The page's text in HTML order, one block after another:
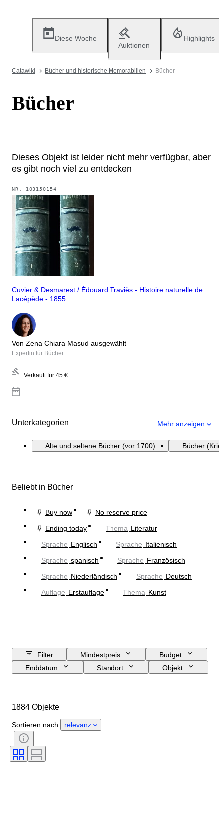
Diese Woche
Auktionen
Highlights
Catawiki Bücher und historische Memorabilien Bücher
Bücher
Dieses Objekt ist leider nicht mehr verfügbar, aber
es gibt noch viel zu entdecken
NR. 103150154
Cuvier & Desmarest / Édouard Traviès - Histoire naturelle de
Lacépède - 1855
Von Zena Chiara Masud ausgewählt
Expertin für Bücher
Verkauft für 45 €
Unterkategorien Mehr anzeigen
Alte und seltene Bücher (vor 1700) Bücher
Beliebt in Bücher
Buy now
No reserve price
Ending today
Thema Literatur
Sprache Englisch Sprache Italienisch
Sprache spanisch Sprache Französisch
Sprache Niederländisch Sprache Deutsch
Auflage Erstauflage Thema Kunst
Filter Mindestpreis
Budget
Enddatum
Standort
Objekt
Thema
Unterschrift
Einband
Auflage
Sprache
Serie
Sport
1884 Objekte
Sortieren nach relevanz